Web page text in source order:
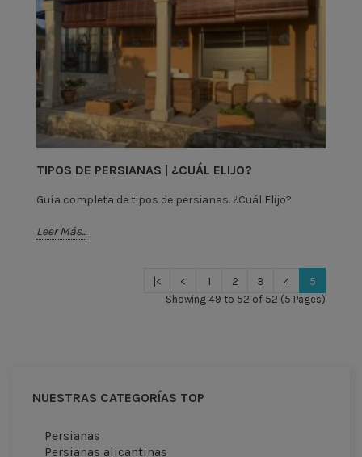
TIPOS DE PERSIANAS | ¿CUÁL ELIJO?
Guía completa de tipos de persianas. ¿Cuál Elijo?
Leer Más...
|< < 1 2 3 4 5
Showing 49 to 52 of 52 (5 Pages)
NUESTRAS CATEGORÍAS TOP
Persianas
Persianas alicantinas